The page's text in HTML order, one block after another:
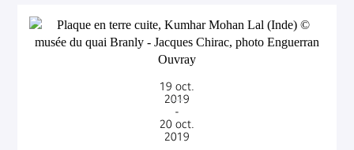
19 oct.
2019
-
20 oct.
2019